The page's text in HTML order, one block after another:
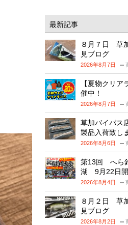
最新記事
８月７日 草
見ブログ
2026年8月7日
【夏物クリア
催中！
2026年8月7日
草加バイパス
製品入荷致し
2026年8月6日
第13回 へら
湖 9月22日開
2026年8月4日
８月２日 草
見ブログ
2026年8月2日